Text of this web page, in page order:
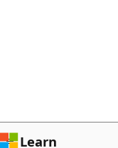
容
Learn